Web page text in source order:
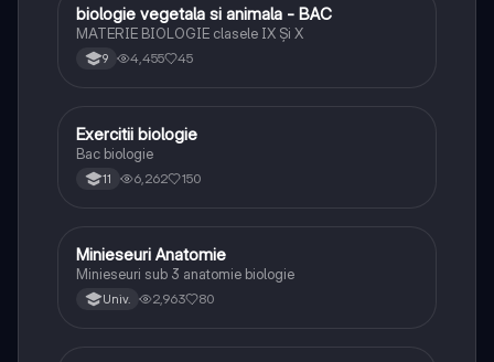
Biologie
biologie vegetala si animala - BAC
MATERIE BIOLOGIE clasele IX Şi X
9 4,455 45
Biologie
Exercitii biologie
Bac biologie
11 6,262 150
Biologie
Minieseuri Anatomie
Minieseuri sub 3 anatomie biologie
Univ. 2,963 80